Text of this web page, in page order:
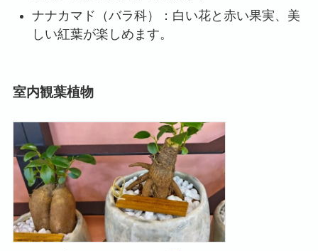
ナナカマド（バラ科）：白い花と赤い果実、美
しい紅葉が楽しめます。
室内観葉植物